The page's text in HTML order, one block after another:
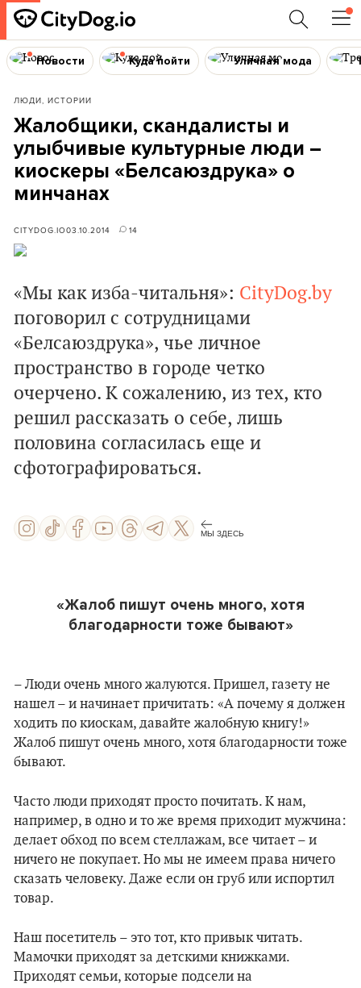
Новости Куда пойти Уличная мода
ЛЮДИ, ИСТОРИИ
Жалобщики, скандалисты и
улыбчивые культурные люди –
киоскеры «Белсаюздрука» о
минчанах
CITYDOG.IO03.10.2014 14
«Мы как изба-читальня»: CityDog.by
поговорил с сотрудницами
«Белсаюздрука», чье личное
пространство в городе четко
очерчено. К сожалению, из тех, кто
решил рассказать о себе, лишь
половина согласилась еще и
сфотографироваться.
МЫ ЗДЕСЬ
«Жалоб пишут очень много, хотя
благодарности тоже бывают»
– Люди очень много жалуются. Пришел, газету не
нашел – и начинает причитать: «А почему я должен
ходить по киоскам, давайте жалобную книгу!»
Жалоб пишут очень много, хотя благодарности тоже
бывают.
Часто люди приходят просто почитать. К нам,
например, в одно и то же время приходит мужчина:
делает обход по всем стеллажам, все читает – и
ничего не покупает. Но мы не имеем права ничего
сказать человеку. Даже если он груб или испортил
товар.
Наш посетитель – это тот, кто привык читать.
Мамочки приходят за детскими книжками.
Приходят семьи, которые подсели на